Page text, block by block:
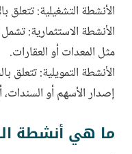
الأنشطة التشغيلية: تتعلق
الأنشطة الاستثمارية:
مثل المعدات أو العقارات.
الأنشطة التمويلية:
إصدار الأسهم أو
ما هي أنشطة